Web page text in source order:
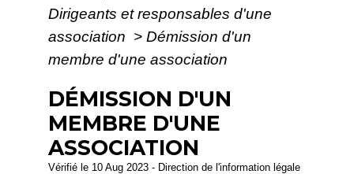
Dirigeants et responsables d'une
association > Démission d'un
membre d'une association
DÉMISSION D'UN
MEMBRE D'UNE
ASSOCIATION
Vérifié le 10 Aug 2023 - Direction de l'information légale